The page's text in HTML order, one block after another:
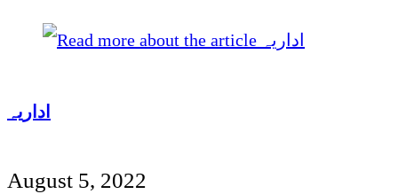
اداریہ
August 5, 2022